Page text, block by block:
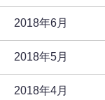
2018年6月
2018年5月
2018年4月